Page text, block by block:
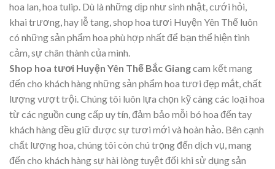
hoa lan, hoa tulip. Dù là những dịp như sinh nhật, cưới hỏi,
khai trương, hay lễ tang, shop hoa tươi Huyện Yên Thế luôn
có những sản phẩm hoa phù hợp nhất để bạn thể hiện tình
cảm, sự chân thành của mình.
Shop hoa tươi Huyện Yên Thế Bắc Giangcam kết mang
đến cho khách hàng những sản phẩm hoa tươi đẹp mắt, chất
lượng vượt trội. Chúng tôi luôn lựa chọn kỹ càng các loại hoa
từ các nguồn cung cấp uy tín, đảm bảo mỗi bó hoa đến tay
khách hàng đều giữ được sự tươi mới và hoàn hảo. Bên cạnh
chất lượng hoa, chúng tôi còn chú trọng đến dịch vụ, mang
đến cho khách hàng sự hài lòng tuyệt đối khi sử dụng sản